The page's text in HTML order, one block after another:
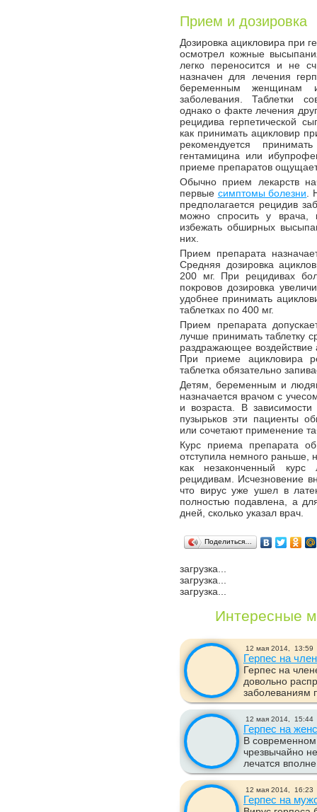
Прием и дозировка
Дозировка ацикловира при
осмотрел кожные
легко переносится и не
назначен для лечения
беременным женщинам
заболевания. Таблетки
однако о факте лечения
рецидива герпетической
как принимать ацикловир
рекомендуется
гентамицина или
приеме препаратов
Обычно прием лекарств
первые симптомы болезни .
предполагается рецидив
можно спросить у врача,
избежать обширных
них.
Прием препарата
Средняя дозировка
200 мг. При рецидивах
покровов дозировка
удобнее принимать
таблетках по 400 мг.
Прием препарата
лучше принимать таблетку
раздражающее воздействие
При приеме ацикловира
таблетка обязательно
Детям, беременным и
назначается врачом с
и возраста. В
пузырьков эти пациенты
или сочетают применение
Курс приема препарата
отступила немного раньше,
как незаконченный
рецидивам. Исчезновение
что вирус уже ушел в
полностью подавлена, а
дней, сколько указал врач.
Поделиться…
загрузка...
загрузка...
загрузка...
Интересные
12 мая 2014, 13:59
Герпес на
Герпес на
довольно
заболеваниям
12 мая 2014, 15:44
Герпес на
В
чрезвычайно
лечатся
12 мая 2014, 16:23
Герпес на